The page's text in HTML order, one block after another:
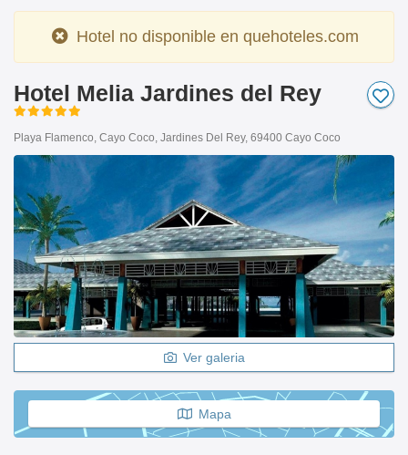
Hotel no disponible en quehoteles.com
Hotel Melia Jardines del Rey
Playa Flamenco, Cayo Coco, Jardines Del Rey, 69400 Cayo Coco
Ver galeria
Mapa